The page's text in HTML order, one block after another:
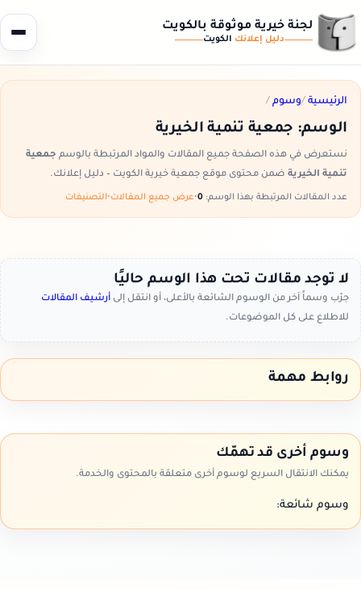
لجنة خيرية موثوقة بالكويت
دليل إعلانك الكويت
الرئيسية /وسوم /
الوسم: جمعية تنمية الخيرية
نستعرض في هذه الصفحة جميع المقالات والمواد المرتبطة بالوسم جمعية
تنمية الخيرية ضمن محتوى موقع جمعية خيرية الكويت – دليل إعلانك.
عدد المقالات المرتبطة بهذا الوسم: •عرض جميع المقالات•التصنيفات
لا توجد مقالات تحت هذا الوسم حاليًا
جرّب وسماً آخر من الوسوم الشائعة بالأعلى، أو انتقل إلى أرشيف المقالات
للاطلاع على كل الموضوعات.
روابط مهمة
وسوم أخرى قد تهمّك
يمكنك الانتقال السريع لوسوم أخرى متعلقة بالمحتوى والخدمة.
وسوم شائعة: